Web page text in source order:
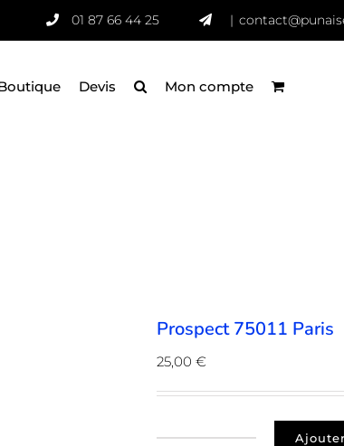
01 87 66 44 25 |
Devis Mon compte
Prospect 75011 Paris
25,00 €